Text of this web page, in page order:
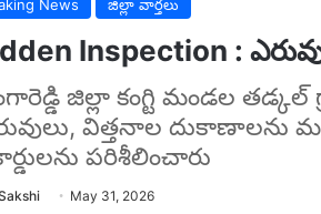
News జిల్లా వార్తలు
Inspection :
జిల్లా కంగ్టి మండల
విత్తనాల
పరిశీలించారు
Send May 31, 2026